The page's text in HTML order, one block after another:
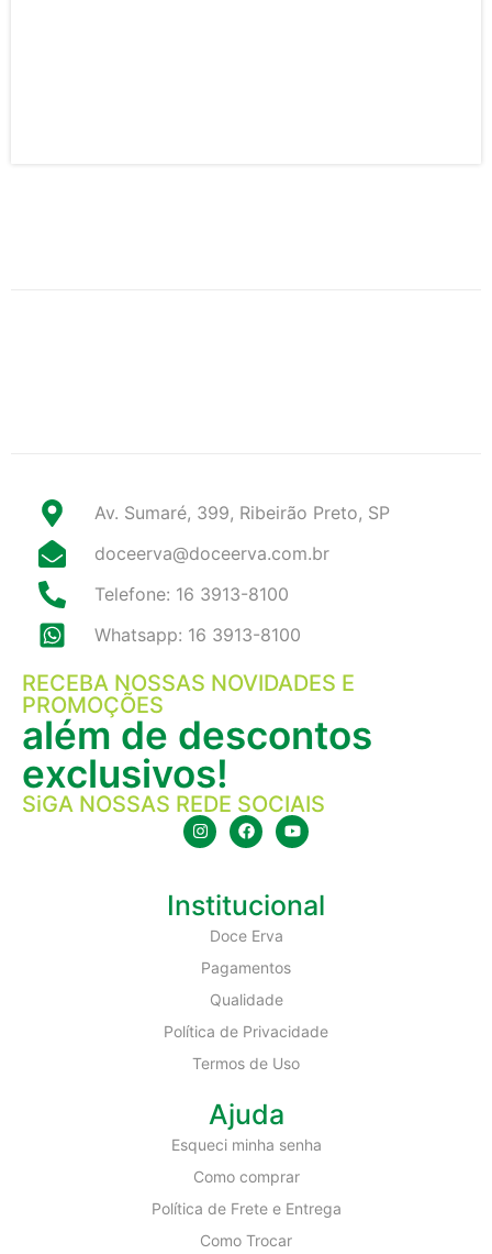
Av. Sumaré, 399, Ribeirão Preto, SP
doceerva@doceerva.com.br
Telefone: 16 3913-8100
Whatsapp: 16 3913-8100
RECEBA NOSSAS NOVIDADES E
PROMOÇÕES
além de descontos
exclusivos!
SiGA NOSSAS REDE SOCIAIS
Institucional
Doce Erva
Pagamentos
Qualidade
Política de Privacidade
Termos de Uso
Ajuda
Esqueci minha senha
Como comprar
Política de Frete e Entrega
Como Trocar